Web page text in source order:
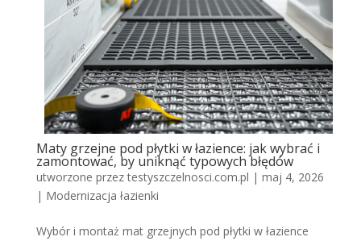
Maty grzejne pod płytki w łazience: jak wybrać i
zamontować, by uniknąć typowych błędów
utworzone przeztestyszczelnosci.com.pl | maj 4, 2026
| Modernizacja łazienki
Wybór i montaż mat grzejnych pod płytki w łazience